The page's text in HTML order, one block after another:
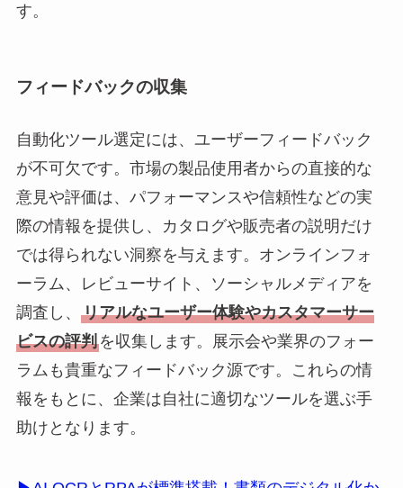
す。
フィードバックの収集
自動化ツール選定には、ユーザーフィードバック
が不可欠です。市場の製品使用者からの直接的な
意見や評価は、パフォーマンスや信頼性などの実
際の情報を提供し、カタログや販売者の説明だけ
では得られない洞察を与えます。オンラインフォ
ーラム、レビューサイト、ソーシャルメディアを
調査し、 リアルなユーザー体験やカスタマーサー
ビスの評判を収集します。展示会や業界のフォー
ラムも貴重なフィードバック源です。これらの情
報をもとに、企業は自社に適切なツールを選ぶ手
助けとなります。